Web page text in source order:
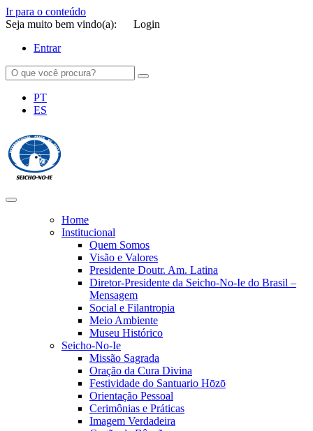
Ir para o conteúdo
Seja muito bem vindo(a):
Login
Entrar
PT
ES
Home
Institucional
Quem Somos
Visão e Valores
Presidente Doutr. Am. Latina
Diretor-Presidente da Seicho-No-Ie do Brasil –
Mensagem
Social e Filantropia
Meio Ambiente
Museu Histórico
Seicho-No-Ie
Missão Sagrada
Oração da Cura Divina
Festividade do Santuario Hōzō
Orientação Pessoal
Cerimônias e Práticas
Imagem Verdadeira